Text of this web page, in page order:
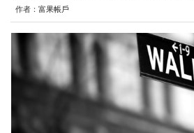
目標價，以及後續應該怎麼觀察。 以科技新
例，標題是「美系外資看淡第 3 季 Nor
目標價及評等」，而內文則是提到「美系外
快閃記憶體（NOR Flash）的需求以及價格
而雙雙下降，進而影響旺宏及華邦電的獲利
的目標價，但文中還有提到一個觀點，就
Nor Flash 的需求以及價格反而是樂觀的
作者： 富果帳戶